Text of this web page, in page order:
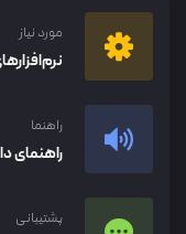
مورد نیاز
راهنما
راهنمای
پشتیبانی